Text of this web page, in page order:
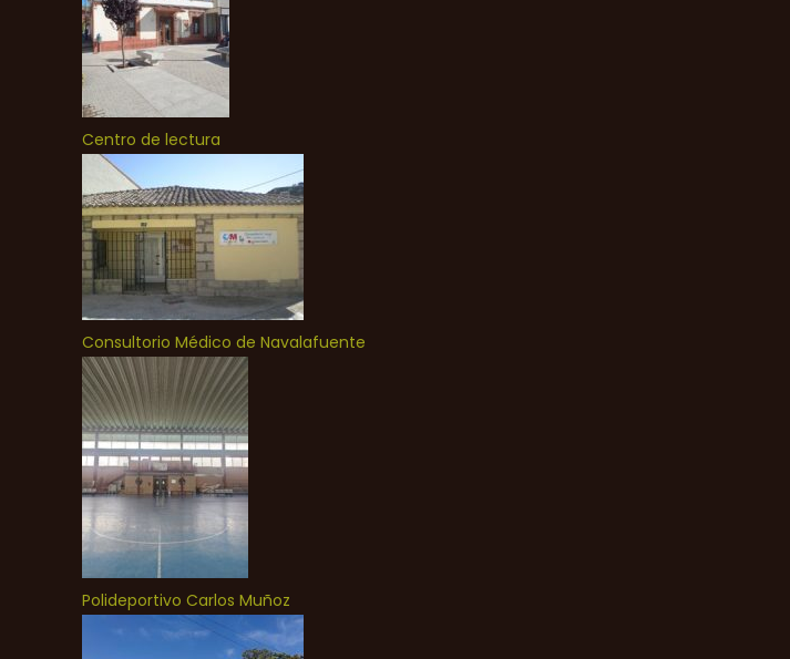
Centro de lectura
Consultorio Médico de Navalafuente
Polideportivo Carlos Muñoz